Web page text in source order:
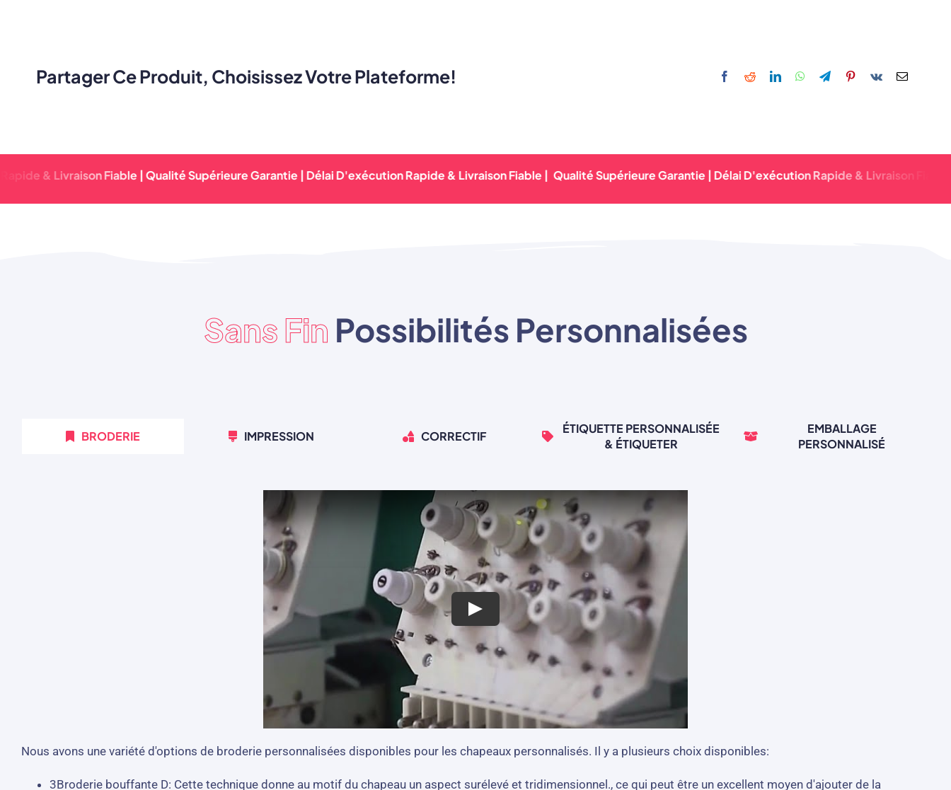
Partager Ce Produit, Choisissez Votre Plateforme!
Livraison Fiable | Qualité Supérieure Garantie | Délai D'exécution Rapide & Livraison Fiable | Qualité Supérieure Garantie | Délai D'exécution Rapide & Livraison Fiable |
Sans Fin Possibilités Personnalisées
BRODERIE IMPRESSION CORRECTIF
ÉTIQUETTE PERSONNALISÉE
& ÉTIQUETER
EMBALLAGE
PERSONNALISÉ
Nous avons une variété d'options de broderie personnalisées disponibles pour les chapeaux personnalisés. Il y a plusieurs choix disponibles:
3Broderie bouffante D: Cette technique donne au motif du chapeau un aspect surélevé et tridimensionnel., ce qui peut être un excellent moyen d'ajouter de la